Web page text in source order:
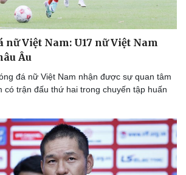
nữ Việt Nam: U17 nữ Việt Nam
Âu
đá nữ Việt Nam nhận được sự quan tâm
có trận đấu thứ hai trong chuyến tập huấn